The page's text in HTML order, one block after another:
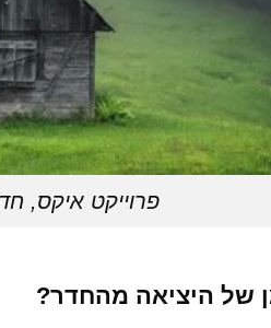
פרוייקט איקס,
של היציאה מהחדר?